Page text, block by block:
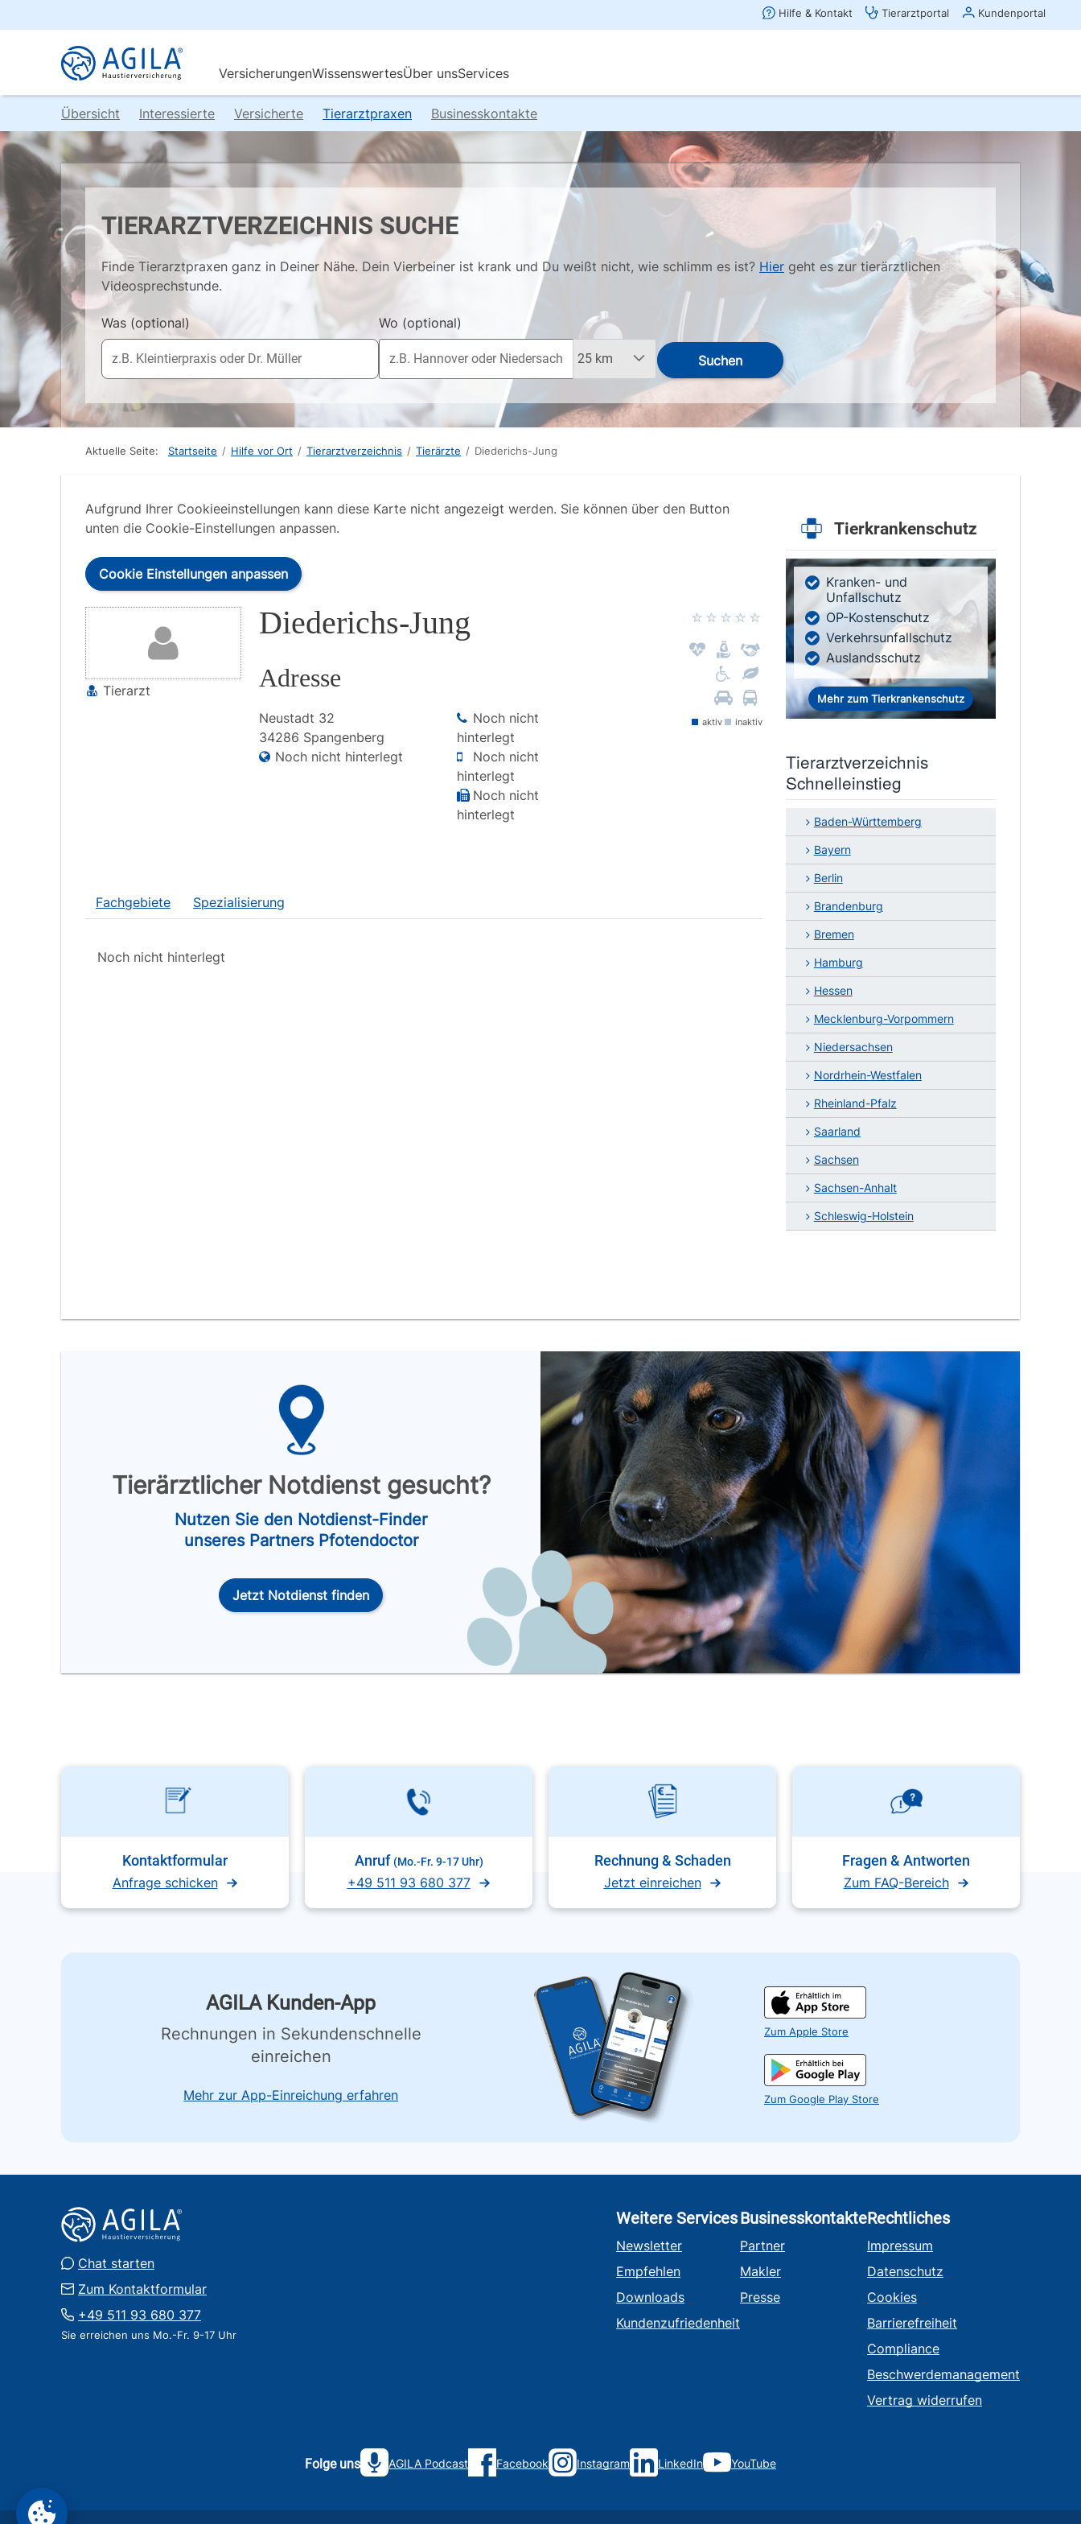
Übersicht Interessierte Versicherte Tierarztpraxen Businesskontakte
TIERARZTVERZEICHNIS SUCHE
Finde Tierarztpraxen ganz in Deiner Nähe. Dein Vierbeiner ist krank und Du weißt nicht, wie schlimm es ist? Hier geht es zur tierärztlichen
Videosprechstunde.
Was (optional) Wo (optional)
Suchen
Aktuelle Seite: Startseite / Hilfe vor Ort / Tierarztverzeichnis / Tierärzte / Diederichs-Jung
Aufgrund Ihrer Cookieeinstellungen kann diese Karte nicht angezeigt werden. Sie können über den Button
unten die Cookie-Einstellungen anpassen.
Cookie Einstellungen anpassen
Tierarzt
Diederichs-Jung
Adresse
Neustadt 32
34286 Spangenberg
Noch nicht hinterlegt
Noch nicht
hinterlegt
Noch nicht
hinterlegt
Noch nicht
hinterlegt
aktiv inaktiv
Fachgebiete Spezialisierung
Noch nicht hinterlegt
Tierkrankenschutz
Kranken- und
Unfallschutz
OP-Kostenschutz
Verkehrsunfallschutz
Auslandsschutz
Mehr zum Tierkrankenschutz
Tierarztverzeichnis
Schnelleinstieg
Baden-Württemberg
Bayern
Berlin
Brandenburg
Bremen
Hamburg
Hessen
Mecklenburg-Vorpommern
Niedersachsen
Nordrhein-Westfalen
Rheinland-Pfalz
Saarland
Sachsen
Sachsen-Anhalt
Schleswig-Holstein
Tierärztlicher Notdienst gesucht?
Nutzen Sie den Notdienst-Finder
unseres Partners Pfotendoctor
Jetzt Notdienst finden
Kontaktformular
Anfrage schicken
Anruf (Mo.-Fr. 9-17 Uhr)
+49 511 93 680 377
Rechnung & Schaden
Jetzt einreichen
Fragen & Antworten
Zum FAQ-Bereich
AGILA Kunden-App
Rechnungen in Sekundenschnelle
einreichen
Mehr zur App-Einreichung erfahren
Zum Apple Store
Zum Google Play Store